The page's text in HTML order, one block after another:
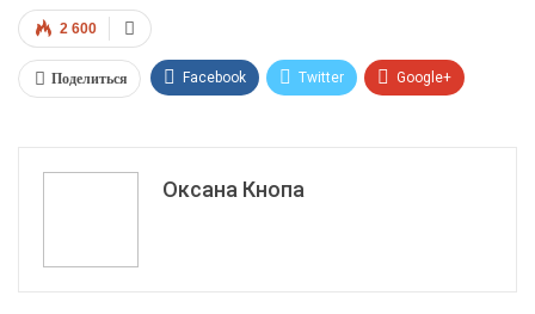
2 600
Поделиться Facebook Twitter Google+
Эл. адрес
Оксана Кнопа